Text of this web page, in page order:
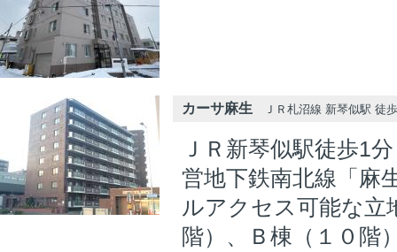
カーサ麻生 ＪＲ札沼線 新琴似駅 徒
ＪＲ新琴似駅徒歩1
営地下鉄南北線「麻
ルアクセス可能な立
階）、Ｂ棟（１０階